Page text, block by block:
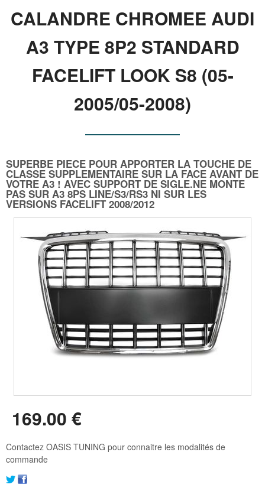
CALANDRE CHROMEE AUDI
A3 TYPE 8P2 STANDARD
FACELIFT LOOK S8 (05-
2005/05-2008)
SUPERBE PIECE POUR APPORTER LA TOUCHE DE
CLASSE SUPPLEMENTAIRE SUR LA FACE AVANT DE
VOTRE A3 ! AVEC SUPPORT DE SIGLE.NE MONTE
PAS SUR A3 8PS LINE/S3/RS3 NI SUR LES
VERSIONS FACELIFT 2008/2012
169.00 €
Contactez OASIS TUNING pour connaitre les modalités de
commande